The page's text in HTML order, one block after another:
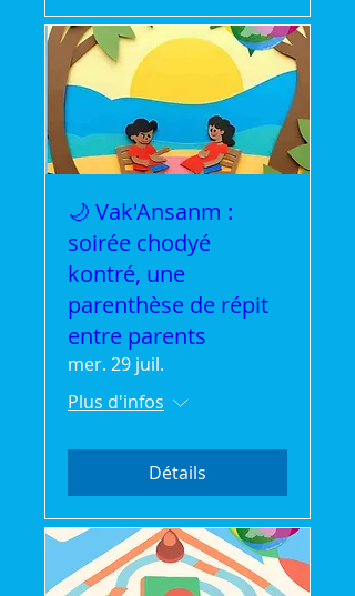
🌙 Vak'Ansanm :
soirée chodyé
kontré, une
parenthèse de répit
entre parents
mer. 29 juil.
Plus d'infos
Détails